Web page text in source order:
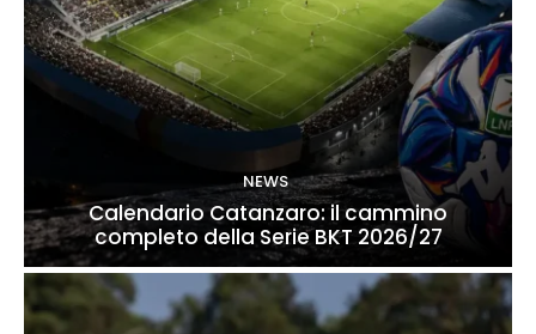
NEWS
Calendario Catanzaro: il cammino
completo della Serie BKT 2026/27